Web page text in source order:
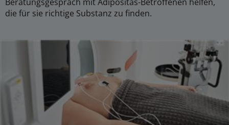
Beratungsgespräch mit Adipositas-Betroffenen helfen,
die für sie richtige Substanz zu finden.